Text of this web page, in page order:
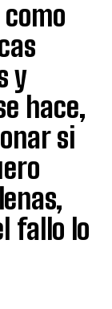
y
hace,
si
fallo lo